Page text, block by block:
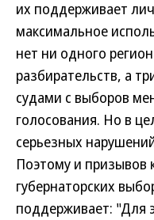
их поддерживает
максимальное
нет ни одного
разбирательств, а
судами с выборов
голосования. Но в
серьезных
Поэтому и призывов
губернаторских
поддерживает: "Для